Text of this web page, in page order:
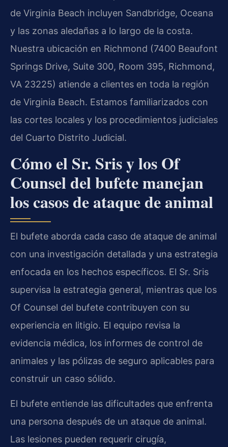
de Virginia Beach incluyen Sandbridge, Oceana
y las zonas aledañas a lo largo de la costa.
Nuestra ubicación en Richmond (7400 Beaufont
Springs Drive, Suite 300, Room 395, Richmond,
VA 23225) atiende a clientes en toda la región
de Virginia Beach. Estamos familiarizados con
las cortes locales y los procedimientos judiciales
del Cuarto Distrito Judicial.
Cómo el Sr. Sris y los Of
Counsel del bufete manejan
los casos de ataque de animal
El bufete aborda cada caso de ataque de animal
con una investigación detallada y una estrategia
enfocada en los hechos específicos. El Sr. Sris
supervisa la estrategia general, mientras que los
Of Counsel del bufete contribuyen con su
experiencia en litigio. El equipo revisa la
evidencia médica, los informes de control de
animales y las pólizas de seguro aplicables para
construir un caso sólido.
El bufete entiende las dificultades que enfrenta
una persona después de un ataque de animal.
Las lesiones pueden requerir cirugía,